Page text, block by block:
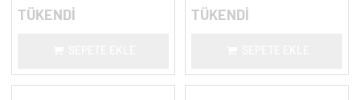
TÜKENDİ TÜKENDİ